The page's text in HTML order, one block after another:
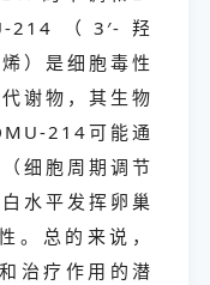
214（3′-羟
）是细胞毒性
谢物，其生物
214可能通
细胞周期调节
水平发挥卵巢
。总的来说，
治疗作用的潜